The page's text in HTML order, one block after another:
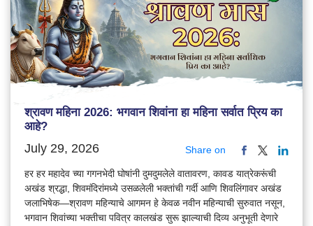
श्रावण महिना 2026: भगवान शिवांना हा महिना सर्वात प्रिय का
आहे?
July 29, 2026 Share on
हर हर महादेव च्या गगनभेदी घोषांनी दुमदुमलेले वातावरण, कावड यात्रेकरूंची
अखंड श्रद्धा, शिवमंदिरांमध्ये उसळलेली भक्तांची गर्दी आणि शिवलिंगावर अखंड
जलाभिषेक—श्रावण महिन्याचे आगमन हे केवळ नवीन महिन्याची सुरुवात नसून,
भगवान शिवांच्या भक्तीचा पवित्र कालखंड सुरू झाल्याची दिव्य अनुभूती देणारे